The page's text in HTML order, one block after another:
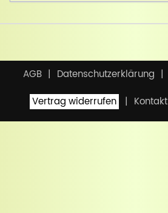
AGB Datenschutzerklärung
Vertrag widerrufen
Kontakt